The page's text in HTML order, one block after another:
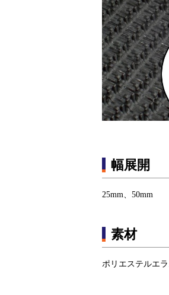
幅展開
25mm、50mm
素材
ポリエステルエ